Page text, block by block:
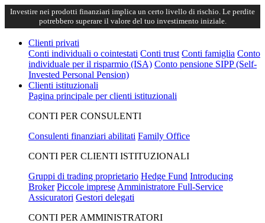
Investire nei prodotti finanziari implica un certo livello di rischio. Le perdite
potrebbero superare il valore del tuo investimento iniziale.
Clienti privati
Conti individuali o cointestati Conti trust Conti famiglia Conto
individuale per il risparmio (ISA) Conto pensione SIPP (Self-
Invested Personal Pension)
Clienti istituzionali
Pagina principale per clienti istituzionali
CONTI PER CONSULENTI
Consulenti finanziari abilitati Family Office
CONTI PER CLIENTI ISTITUZIONALI
Gruppi di trading proprietario Hedge Fund Introducing
Broker Piccole imprese Amministratore Full-Service
Assicuratori Gestori delegati
CONTI PER AMMINISTRATORI